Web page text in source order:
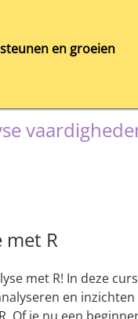
en groeien
met R
met R! In deze
en